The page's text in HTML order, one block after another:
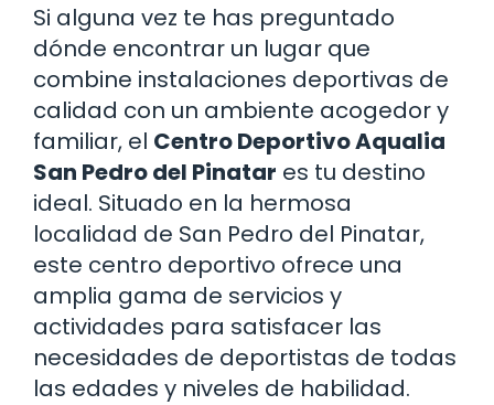
Si alguna vez te has preguntado
dónde encontrar un lugar que
combine instalaciones deportivas de
calidad con un ambiente acogedor y
familiar, el Centro Deportivo Aqualia
San Pedro del Pinatar es tu destino
ideal. Situado en la hermosa
localidad de San Pedro del Pinatar,
este centro deportivo ofrece una
amplia gama de servicios y
actividades para satisfacer las
necesidades de deportistas de todas
las edades y niveles de habilidad.